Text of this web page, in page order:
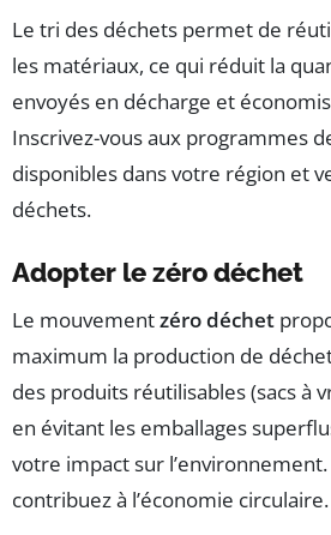
Le tri des déchets permet de
les matériaux, ce qui réduit la
envoyés en décharge et
Inscrivez-vous aux programmes
disponibles dans votre région et
déchets.
Adopter le zéro déchet
Le mouvementzéro déchet
maximum la production de
des produits réutilisables (sacs à
en évitant les emballages
votre impact sur
contribuez à l’économie circulaire.